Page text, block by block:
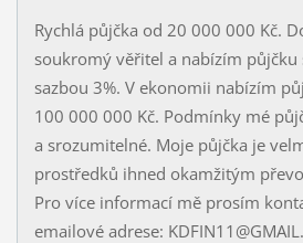
Rychlá půjčka od 20 000 000 Kč.
soukromý věřitel a nabízím
sazbou 3%. V ekonomii nabízím
100 000 000 Kč. Podmínky mé
a srozumitelné. Moje půjčka je
prostředků ihned okamžitým
Pro více informací mě prosím
emailové adrese: